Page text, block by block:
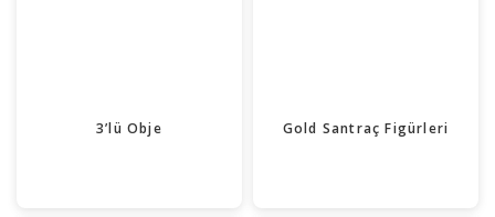
3’lü Obje Gold Santraç Figürleri